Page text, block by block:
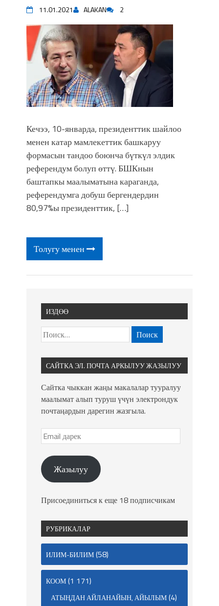
11.01.2021 ALAKAN 2
Кечээ, 10-январда, президенттик шайлоо
менен катар мамлекеттик башкаруу
формасын тандоо боюнча бүткүл элдик
референдум болуп өттү. БШКнын
баштапкы маалыматына караганда,
референдумга добуш бергендердин
80,97%ы президенттик, […]
Толугу менен
ИЗДӨӨ
САЙТКА ЭЛ. ПОЧТА АРКЫЛУУ ЖАЗЫЛУУ
Сайтка чыккан жаңы макалалар тууралуу
маалымат алып туруш үчүн электрондук
почтаңардын дарегин жазгыла.
Жазылуу
Присоединиться к еще 18 подписчикам
РУБРИКАЛАР
ИЛИМ-БИЛИМ(58)
КООМ(1 171)
АТЫҢДАН АЙЛАНАЙЫН, АЙЫЛЫМ(4)